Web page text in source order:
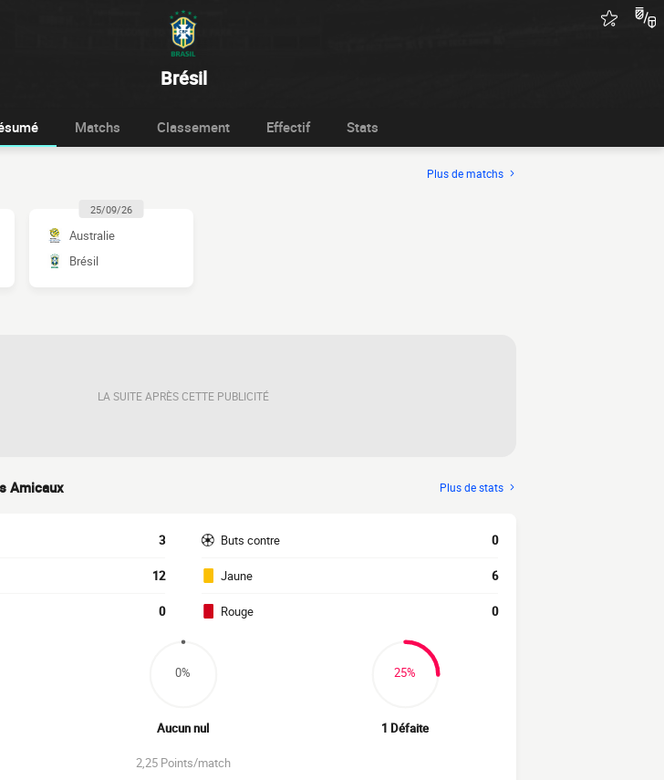
Brésil
Matchs Classement Effectif Stats
Plus de matchs
25/09/26
Australie
Brésil
LA SUITE APRÈS CETTE PUBLICITÉ
Amicaux Plus de stats
3
12
0
Buts contre 0
Jaune 6
Rouge 0
0%
Aucun nul
25%
1 Défaite
2,25 Points/match